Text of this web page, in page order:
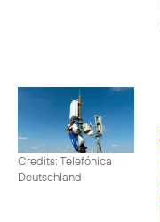
Credits: Telefónica
Deutschland